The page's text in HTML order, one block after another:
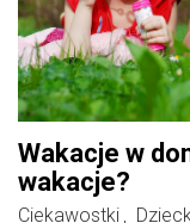
Wakacje w
wakacje?
Ciekawostki